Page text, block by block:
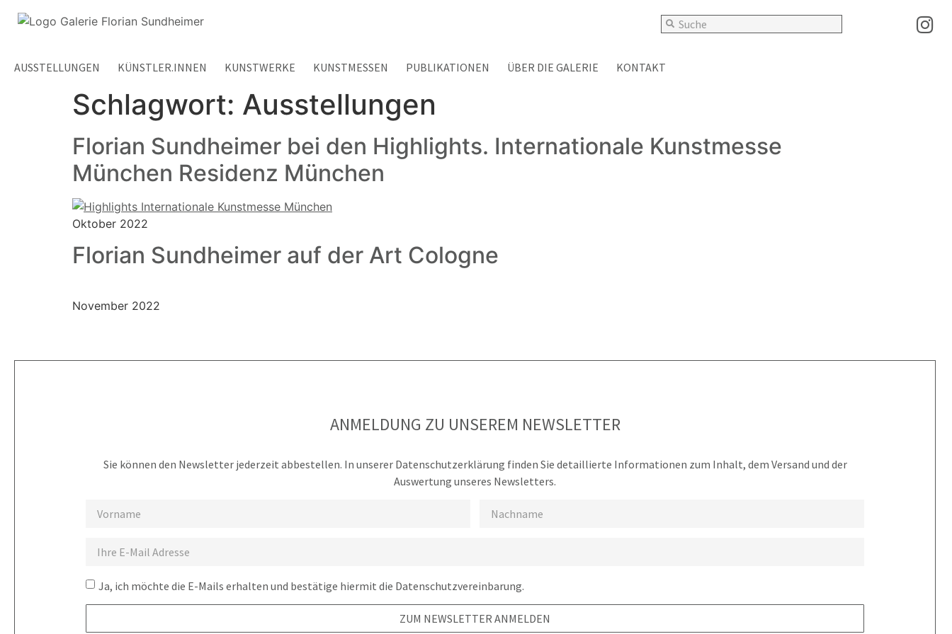
AUSSTELLUNGEN KÜNSTLER.INNEN KUNSTWERKE KUNSTMESSEN PUBLIKATIONEN ÜBER DIE GALERIE KONTAKT
Schlagwort: Ausstellungen
Florian Sundheimer bei den Highlights. Internationale Kunstmesse
München Residenz München
Oktober 2022
Florian Sundheimer auf der Art Cologne
November 2022
ANMELDUNG ZU UNSEREM NEWSLETTER
Sie können den Newsletter jederzeit abbestellen. In unserer Datenschutzerklärung finden Sie detaillierte Informationen zum Inhalt, dem Versand und der
Auswertung unseres Newsletters.
Ja, ich möchte die E-Mails erhalten und bestätige hiermit die Datenschutzvereinbarung.
ZUM NEWSLETTER ANMELDEN